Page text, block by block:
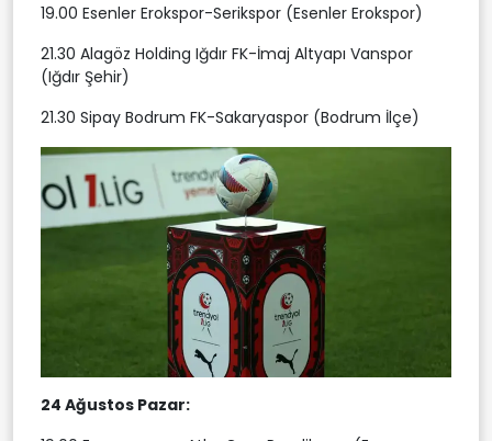
19.00 Esenler Erokspor-Serikspor (Esenler Erokspor)
21.30 Alagöz Holding Iğdır FK-İmaj Altyapı Vanspor
(Iğdır Şehir)
21.30 Sipay Bodrum FK-Sakaryaspor (Bodrum İlçe)
24 Ağustos Pazar: